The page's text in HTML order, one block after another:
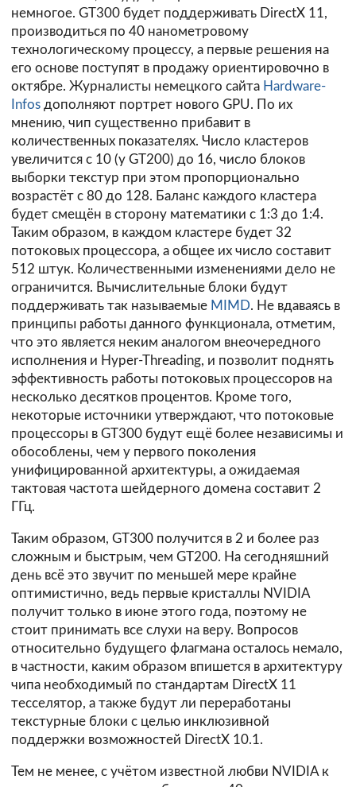
немногое. GT300 будет поддерживать DirectX 11,
производиться по 40 нанометровому
технологическому процессу, а первые решения на
его основе поступят в продажу ориентировочно в
октябре. Журналисты немецкого сайта Hardware-
Infos дополняют портрет нового GPU. По их
мнению, чип существенно прибавит в
количественных показателях. Число кластеров
увеличится с 10 (у GT200) до 16, число блоков
выборки текстур при этом пропорционально
возрастёт с 80 до 128. Баланс каждого кластера
будет смещён в сторону математики с 1:3 до 1:4.
Таким образом, в каждом кластере будет 32
потоковых процессора, а общее их число составит
512 штук. Количественными изменениями дело не
ограничится. Вычислительные блоки будут
поддерживать так называемые MIMD. Не вдаваясь в
принципы работы данного функционала, отметим,
что это является неким аналогом внеочередного
исполнения и Hyper-Threading, и позволит поднять
эффективность работы потоковых процессоров на
несколько десятков процентов. Кроме того,
некоторые источники утверждают, что потоковые
процессоры в GT300 будут ещё более независимы и
обособлены, чем у первого поколения
унифицированной архитектуры, а ожидаемая
тактовая частота шейдерного домена составит 2
ГГц.
Таким образом, GT300 получится в 2 и более раз
сложным и быстрым, чем GT200. На сегодняшний
день всё это звучит по меньшей мере крайне
оптимистично, ведь первые кристаллы NVIDIA
получит только в июне этого года, поэтому не
стоит принимать все слухи на веру. Вопросов
относительно будущего флагмана осталось немало,
в частности, каким образом впишется в архитектуру
чипа необходимый по стандартам DirectX 11
тесселятор, а также будут ли переработаны
текстурные блоки с целью инклюзивной
поддержки возможностей DirectX 10.1.
Тем не менее, с учётом известной любви NVIDIA к